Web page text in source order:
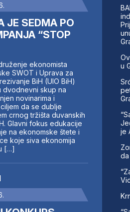
JE SEDMA PO
“STOP
ekonomista
SWOT i Uprava za
BiH (UIO BiH)
dvodnevni skup na
novinarima i
da se dublje
crnog tržišta duvanskih
Glavni fokus edukacije
na ekonomske štete i
koje siva ekonomija
[…]
u
je